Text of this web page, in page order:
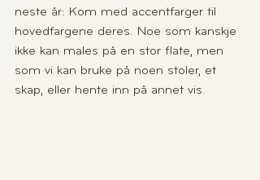
neste år: Kom med accentfarger til
hovedfargene deres. Noe som kanskje
ikke kan males på en stor flate, men
som vi kan bruke på noen stoler, et
skap, eller hente inn på annet vis.